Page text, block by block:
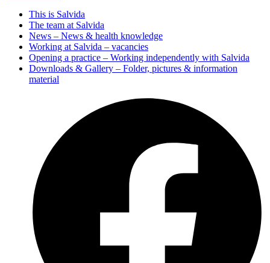
This is Salvida
The team at Salvida
News – News & health knowledge
Working at Salvida – vacancies
Opening a practice – Working independently with Salvida
Downloads & Gallery – Folder, pictures & information
material